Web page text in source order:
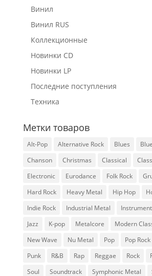
Винил
Винил RUS
Коллекционные
Новинки CD
Новинки LP
Последние поступления
Техника
Метки товаров
Alt-Pop Alternative Rock Blues
Chanson
Christmas Classical
Electronic
Eurodance Folk Rock
Hard Rock
Heavy Metal Hip Hop
Indie Rock
Industrial Metal
Jazz
K-pop Metalcore Modern
New Wave
Nu Metal Pop Pop Rock
Punk
R&B Rap Reggae Rock
Soul
Soundtrack Symphonic Metal